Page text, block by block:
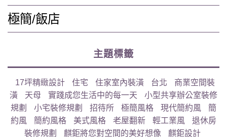
極簡/飯店
主題標籤
17坪精緻設計 住宅 住家室內裝潢 台北
商業空間裝
潢
天母 實踐成您生活中的每一天
小型共享辦公室裝修
規劃
小宅裝修規劃 招待所 極簡風格 現代簡約風
簡
約風
簡約風格 美式風格 老屋翻新 輕工業風
退休房
裝修規劃
麒鉅將您對空間的美好想像 麒鉅設計